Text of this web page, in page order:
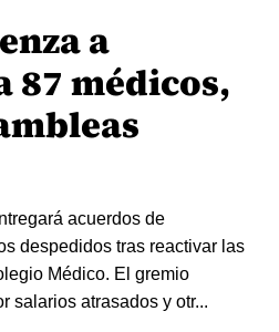
a
87 médicos,
acuerdos de
despedidos tras reactivar las
Médico. El gremio
salarios atrasados y otr...